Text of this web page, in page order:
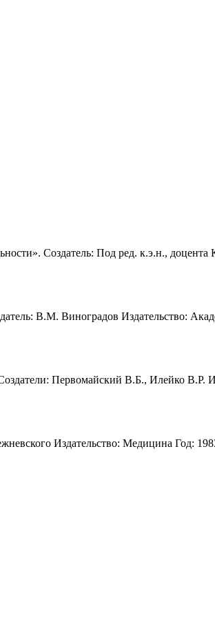
Создатель: Под ред. к.э.н., доцента
В.М. Виноградов Издательство:
Первомайский В.Б., Илейко В.Р.
Издательство: Медицина Год: